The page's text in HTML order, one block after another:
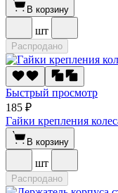
В корзину
шт
Распродано
Быстрый просмотр
185 ₽
Гайки крепления
В корзину
шт
Распродано